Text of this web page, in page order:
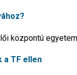
központú
a TF ellen